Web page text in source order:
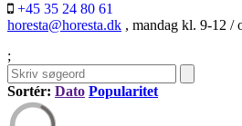
+45 35 24 80 61
horesta@horesta.dk , mandag kl. 9-12 /
;
Sortér: Dato Popularitet